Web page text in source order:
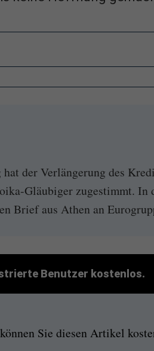
der Verlängerung des
Gläubiger zugestimmt. In
Brief aus Athen an
Benutzer kostenlos.
Sie diesen Artikel